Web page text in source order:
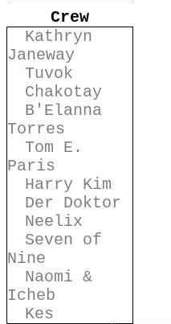
Crew
Kathryn
Janeway
Tuvok
Chakotay
B'Elanna
Torres
Tom E.
Paris
Harry Kim
Der Doktor
Neelix
Seven of
Nine
Naomi &
Icheb
Kes